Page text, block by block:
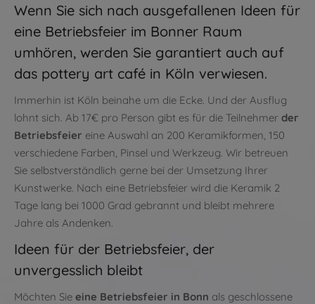
Wenn Sie sich nach ausgefallenen Ideen für
eine Betriebsfeier im Bonner Raum
umhören, werden Sie garantiert auch auf
das pottery art café in Köln verwiesen.
Immerhin ist Köln beinahe um die Ecke. Und der Ausflug
lohnt sich. Ab 17€ pro Person gibt es für die Teilnehmer der
Betriebsfeier eine Auswahl an 200 Keramikformen, 150
verschiedene Farben, Pinsel und Werkzeug. Wir betreuen
Sie selbstverständlich gerne bei der Umsetzung Ihrer
Kunstwerke. Nach eine Betriebsfeier wird die Keramik 2
Tage lang bei 1000 Grad gebrannt und bleibt mehrere
Jahre als Andenken.
Ideen für der Betriebsfeier, der
unvergesslich bleibt
Möchten Sie eine Betriebsfeier in Bonn als geschlossene